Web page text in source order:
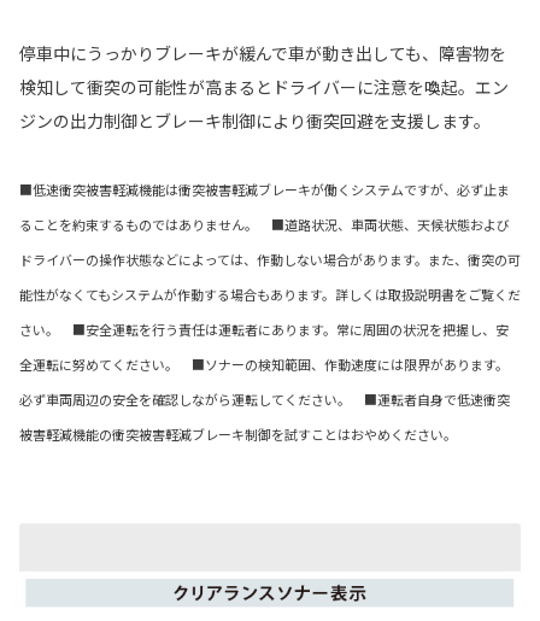
停車中にうっかりブレーキが緩んで車が動き出しても、障害物を
検知して衝突の可能性が高まるとドライバーに注意を喚起。エン
ジンの出力制御とブレーキ制御により衝突回避を支援します。
■低速衝突被害軽減機能は衝突被害軽減ブレーキが働くシステムですが、必ず止ま
ることを約束するものではありません。 ■道路状況、車両状態、天候状態および
ドライバーの操作状態などによっては、作動しない場合があります。また、衝突の可
能性がなくてもシステムが作動する場合もあります。詳しくは取扱説明書をご覧くだ
さい。 ■安全運転を行う責任は運転者にあります。常に周囲の状況を把握し、安
全運転に努めてください。 ■ソナーの検知範囲、作動速度には限界があります。
必ず車両周辺の安全を確認しながら運転してください。 ■運転者自身で低速衝突
被害軽減機能の衝突被害軽減ブレーキ制御を試すことはおやめください。